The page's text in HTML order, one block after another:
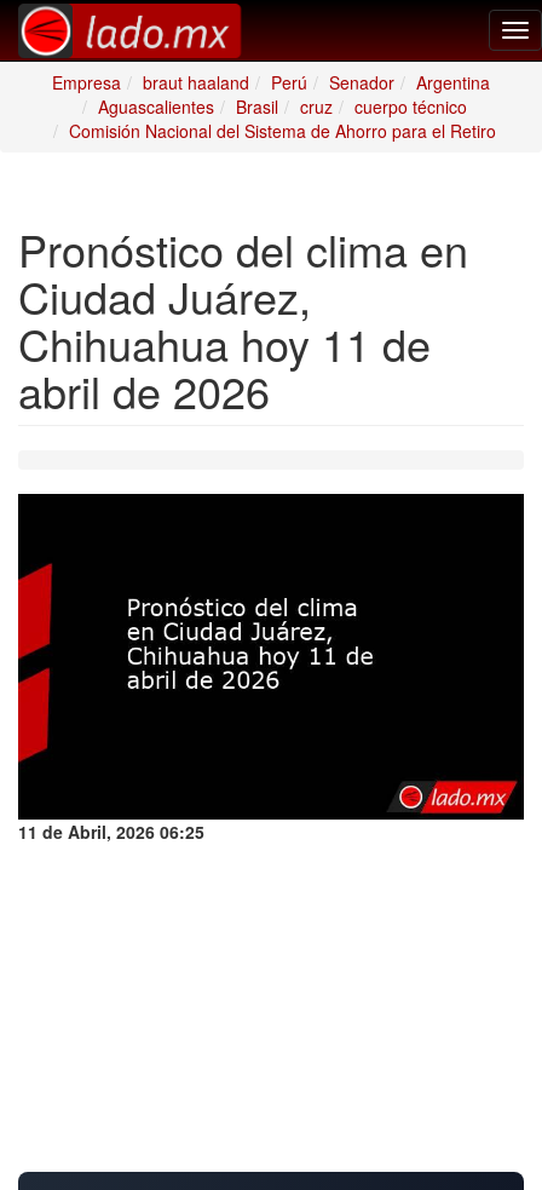
Empresa
braut haaland Perú Senador
Argentina
Aguascalientes
Brasil cruz
cuerpo técnico
Comisión Nacional del Sistema de Ahorro para el Retiro
Pronóstico del clima en
Ciudad Juárez,
Chihuahua hoy 11 de
abril de 2026
11 de Abril, 2026 06:25